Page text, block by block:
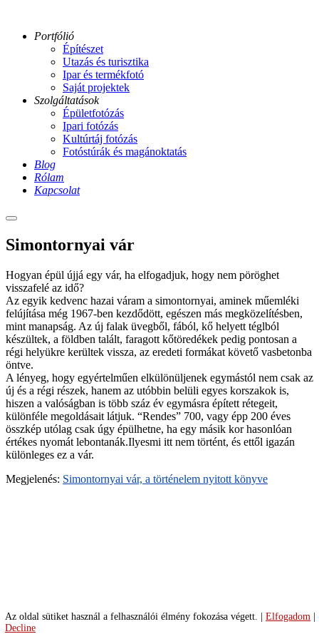
Portfólió
Építészet
Utazás és turisztika
Ipar és termékfotó
Saját projektek
Szolgáltatások
Épületfotózás
Ipari fotózás
Kultúrtáj fotózás
Fotóstúrák és magánoktatás
Blog
Rólam
Kapcsolat
Main
04-
simontornyai-
ga
08-
simontornya-
var-
FOTO-
Gulyas-
Attila
23-
simontornyai-
var-
ga
24-
simontornyai-
var-
ga
mennyezet-
maj-
27
Simontornyai vár
Hogyan épül újjá egy vár, ha elfogadjuk, hogy nem pöröghet
visszafelé az idő?
Az egyik kedvenc hazai váram a simontornyai, aminek műemléki
felújítása még 1967-ben kezdődött, egészen más megközelítésben,
mint manapság. Az új falak üvegből, fából, kő helyett téglból
készültek, a földben talált, faragott kőtöredékek pedig pontosan a
régi helyükre kerültek vissza, az eredeti formákat követő vasbetonba
öntve.
A lényeg, hogy egyértelműen elkülönüljenek egymástól nem csak az
új és a régi részek, hanem az utóbbin belüli egyes korszakok is,
hiszen a valóságban is több száz év egymásra épített rétegeit,
különféle megoldásait látjuk. “Rendes” 700, vagy épp 200 éves
összkép utólag csak úgy épülhetne, ha egy másik kor hasonlóan
értékes nyomát lebontanák.Ilyesmi itt nem történt, és ettől igazán
különleges ez a vár.
Megjelenés: Simontornyai vár, a történelem nyitott könyve
Az oldal sütiket használ a felhasználói élmény fokozása végett. Elfogadom
Decline